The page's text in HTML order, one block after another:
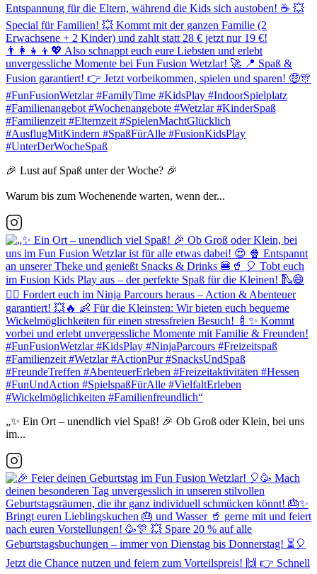
🎉 Lust auf Spaß unter der Woche? 🎉
Warum bis zum Wochenende warten, wenn der...
„✨ Ein Ort – unendlich viel Spaß! 🎉 Ob Groß oder Klein, bei uns
im...